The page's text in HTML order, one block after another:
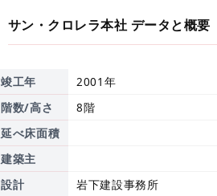
サン・クロレラ本社 データと概要
竣工年
2001年
階数/高さ
8階
延べ床面積
建築主
設計
岩下建設事務所